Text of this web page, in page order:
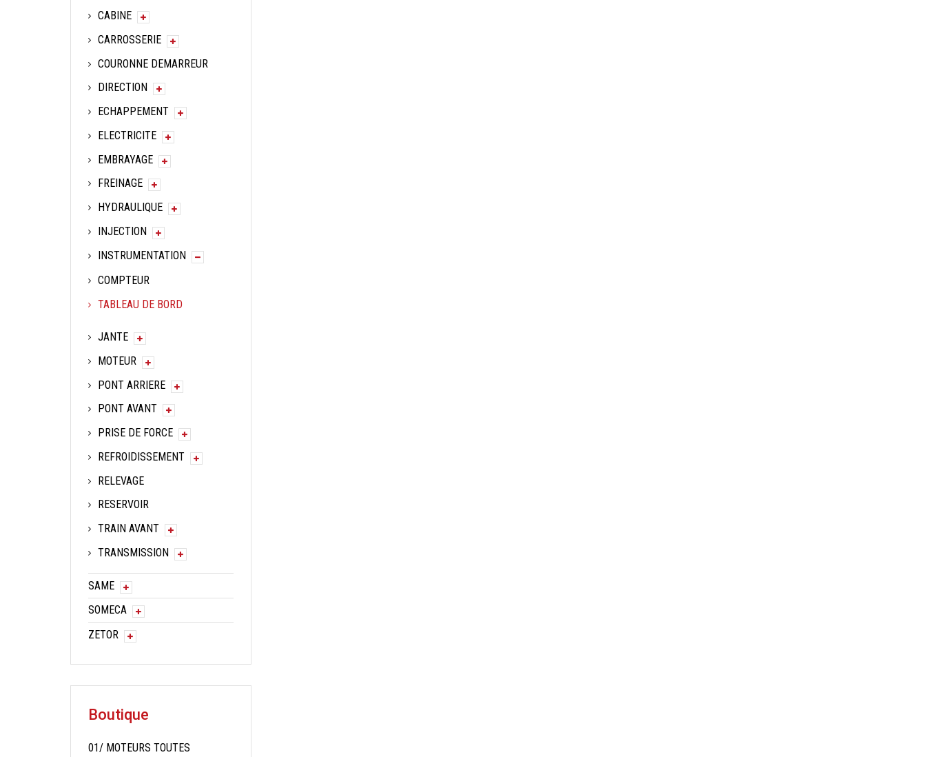
CABINE
CARROSSERIE
COURONNE DEMARREUR
DIRECTION
ECHAPPEMENT
ELECTRICITE
EMBRAYAGE
FREINAGE
HYDRAULIQUE
INJECTION
INSTRUMENTATION
COMPTEUR
TABLEAU DE BORD
JANTE
MOTEUR
PONT ARRIERE
PONT AVANT
PRISE DE FORCE
REFROIDISSEMENT
RELEVAGE
RESERVOIR
TRAIN AVANT
TRANSMISSION
SAME
SOMECA
ZETOR
Boutique
01/ MOTEURS TOUTES